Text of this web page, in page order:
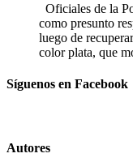
Oficiales de la
como presunto
luego de
color plata, que
Síguenos en Facebook
Autores